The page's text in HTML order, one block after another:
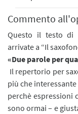
Commento
Questo il testo di
arrivate a “Il
«Due parole per
Il repertorio per
più che
perchè espressioni
sono ormai – e